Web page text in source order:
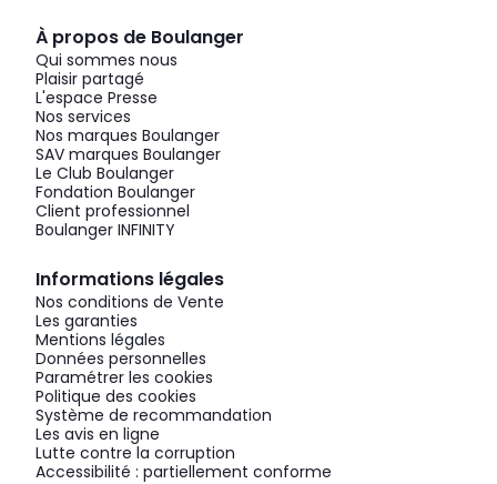
À propos de Boulanger
Qui sommes nous
Plaisir partagé
L'espace Presse
Nos services
Nos marques Boulanger
SAV marques Boulanger
Le Club Boulanger
Fondation Boulanger
Client professionnel
Boulanger INFINITY
Informations légales
Nos conditions de Vente
Les garanties
Mentions légales
Données personnelles
Paramétrer les cookies
Politique des cookies
Système de recommandation
Les avis en ligne
Lutte contre la corruption
Accessibilité : partiellement conforme